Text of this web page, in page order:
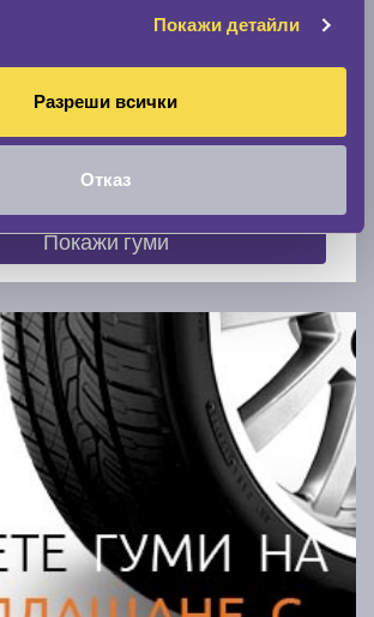
Покажи детайли
Разреши всички
Отказ
Покажи гуми